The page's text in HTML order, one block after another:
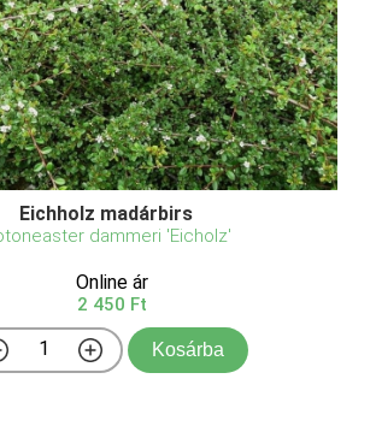
Eichholz madárbirs
dammeri 'Eicholz'
Online ár
2 450 Ft
Kosárba